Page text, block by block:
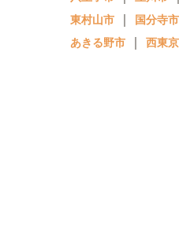
東村山市 ｜ 国分寺市
あきる野市 ｜ 西東